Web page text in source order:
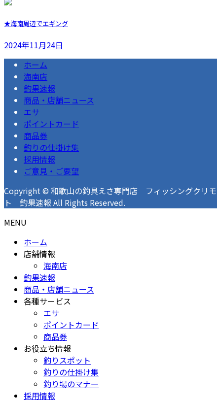
★海南周辺でエギング
2024年11月24日
ホーム
海南店
釣果速報
商品・店舗ニュース
エサ
ポイントカード
商品券
釣りの仕掛け集
採用情報
ご意見・ご要望
Copyright © 和歌山の釣具えさ専門店 フィッシングクリモ
ト 釣果速報 All Rights Reserved.
MENU
ホーム
店舗情報
海南店
釣果速報
商品・店舗ニュース
各種サービス
エサ
ポイントカード
商品券
お役立ち情報
釣りスポット
釣りの仕掛け集
釣り場のマナー
採用情報